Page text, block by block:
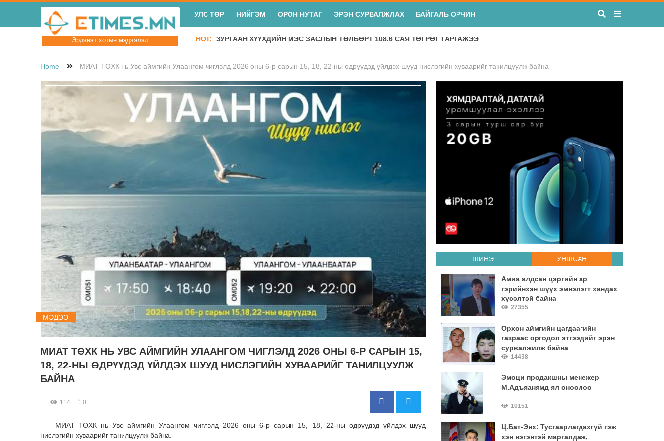
Эрдэнэт хотын мэдээлэл
УЛС ТӨР НИЙГЭМ ОРОН НУТАГ ЭРЭН СУРВАЛЖЛАХ БАЙГАЛЬ ОРЧИН
HOT: ЗУРГААН ХҮҮХДИЙН МЭС ЗАСЛЫН ТӨЛБӨРТ 108.6 САЯ ТӨГРӨГ ГАРГАЖЭЭ
Home МИАТ ТӨХК нь Увс аймгийн Улаангом чиглэлд 2026 оны 6-р сарын 15, 18, 22-ны өдрүүдэд үйлдэх шууд нислэгийн хуваарийг танилцуулж байна
МЭДЭЭ
МИАТ ТӨХК НЬ УВС АЙМГИЙН УЛААНГОМ ЧИГЛЭЛД 2026 ОНЫ 6-Р САРЫН 15,
18, 22-НЫ ӨДРҮҮДЭД ҮЙЛДЭХ ШУУД НИСЛЭГИЙН ХУВААРИЙГ ТАНИЛЦУУЛЖ
БАЙНА
114 0
МИАТ ТӨХК нь Увс аймгийн Улаангом чиглэлд 2026 оны 6-р сарын 15, 18, 22-ны өдрүүдэд үйлдэх шууд
нислэгийн хуваарийг танилцуулж байна.
ШИНЭ УНШСАН
Амиа алдсан цэргийн ар
гэрийнхэн шүүх эмнэлэгт хандах
хүсэлтэй байна
27355
Орхон аймгийн цагдаагийн
газраас оргодол этгээдийг эрэн
сурвалжилж байна
14438
Эмоци продакшны менежер
М.Адъяанямд ял оноолоо
10151
Ц.Бат-Энх: Тусгаарлагдахгүй гэж
хэн нэгэнтэй маргалдаж,